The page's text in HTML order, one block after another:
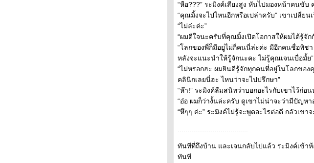
“หือ???” ระมิงค์เสียงสูง หันไปมองหน้าคนขั
“คุณมิ้งจะไปไหนอีกหรือเปล่าครับ” เขาเปลี่ยนเ
“ไม่ล่ะค่ะ”
“ผมดีใจนะครับที่คุณมิ้งเปิดโอกาสให้ผมได้รู้จั
“โลกของพี่ก็มีอยู่ไม่กี่คนนี่ล่ะค่ะ มีอีกคนชื่อพิช
หลังจะแนะนำให้รู้จักนะคะ ไม่รู้คุณเจนเบื่อมั้ย”
“ไม่หรอกฮะ ผมยินดีรู้จักทุกคนที่อยู่ในโลกขอ
คลินิกเลยนี่ฮะ ไหนว่าจะไปปรึกษา”
“ห๊า!” ระมิงค์ลืมสนิทว่าบอกอะไรกับเขาไว้ก่อ
“อ๋อ ผมก็ว่างั้นล่ะครับ ดูเขาไม่น่าจะว่ามีปัญห
“หึๆๆ ค่ะ” ระมิงค์ไม่รู้จะพูดอะไรต่อดี กลัวเขา
ทันทีที่ถึงบ้าน และเจนกลับไปแล้ว ระมิงค์เข้า
ทันที